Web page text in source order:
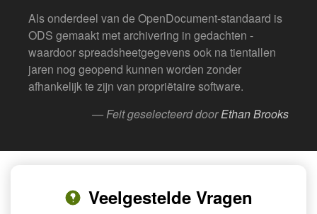
Als onderdeel van de OpenDocument-standaard is
ODS gemaakt met archivering in gedachten -
waardoor spreadsheetgegevens ook na tientallen
jaren nog geopend kunnen worden zonder
afhankelijk te zijn van propriëtaire software.
— Feit geselecteerd doorEthan Brooks
Veelgestelde Vragen